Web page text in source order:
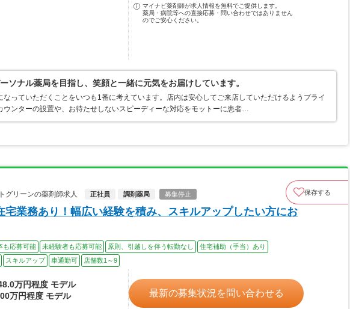
マイナビ薬剤師が求人情報を無料でご提供します。
薬局・病院等への直接応募・問い合わせではありません
のでご安心ください。
ソナル薬局を目指し、笑顔と一緒に元気をお届けしています。
なっていただくことをいつも1番に考えています。店内は安心してご来店していただけるようプライ
ウンターの設置や、お待たせしないスピーディーな対応をモットーに患者…
リーンの薬剤師求人
正社員 調剤薬局 募集停止 保存する
宅業務あり！幅広い経験を積み、スキルアップしたい方にお
も応募可能 未経験者も応募可能 原則、引越しを伴う転勤なし
住宅補助（手当）あり
スキルアップ 車通勤可 店舗数1～9
万円程度 モデル
万円程度 モデル
最新の募集状況を問い合わせる